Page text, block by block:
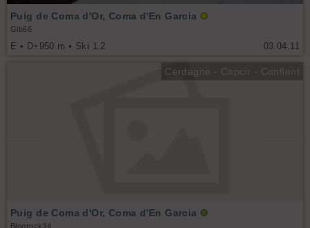
03.04.11
Puig de Coma d'Or, Coma d'En Garcia
Gib66
E • D+950 m • Ski 1.2
Cerdagne - Capcir - Conflent
Puig de Coma d'Or, Coma d'En Garcia
Blogrock34